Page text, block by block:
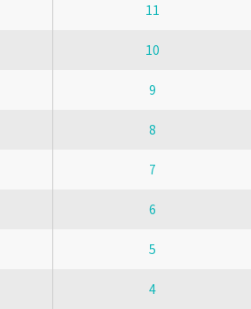
11
10
9
8
7
6
5
4